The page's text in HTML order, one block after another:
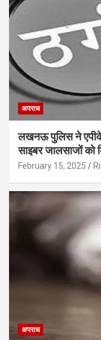
अपराध
लखनऊ पुलिस ने
साइबर जालसाजों को
February 15, 2025
अपराध